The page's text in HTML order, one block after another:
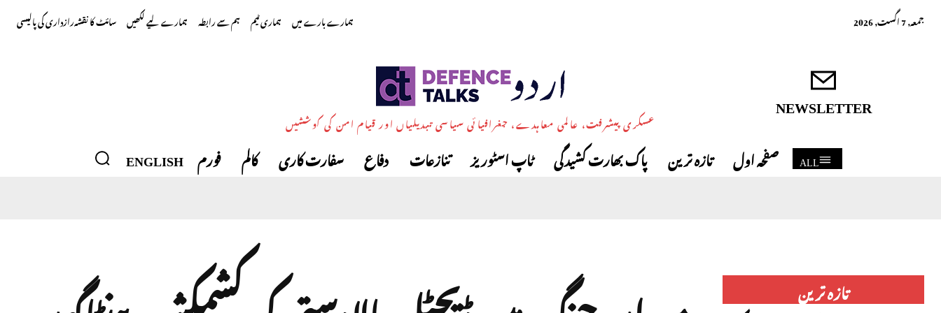
جمعہ, 7 اگست, 2026 ہمارے بارے میں ہماری ٹیم ہم سے رابطہ ہمارے لیے لکھیں سائٹ کا نقشہرازداری کی پالیسی
NEWSLETTER
عسکری پیشرفت، عالمی معاہدے، جغرافیائی سیاسی تبدیلیاں اور قیام امن کی کوششیں
ALL صفحہ اول تازہ ترین پاک بھارت کشیدگی ٹاپ اسٹوریز تنازعات دفاع سفارت کاری کالم فورم ENGLISH
تازہ ترین